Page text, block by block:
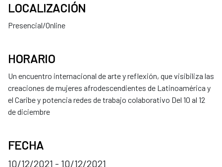
LOCALIZACIÓN
Presencial/Online
HORARIO
Un encuentro internacional de arte y reflexión, que visibiliza las
creaciones de mujeres afrodescendientes de Latinoamérica y
el Caribe y potencia redes de trabajo colaborativo Del 10 al 12
de diciembre
FECHA
10/12/2021 - 10/12/2021